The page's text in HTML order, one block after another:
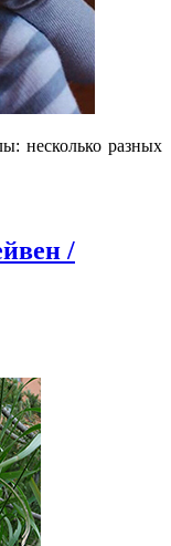
несколько разных
/